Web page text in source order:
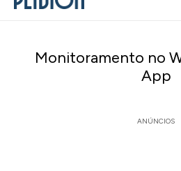
Monitoramento no
App
ANÚNCIOS